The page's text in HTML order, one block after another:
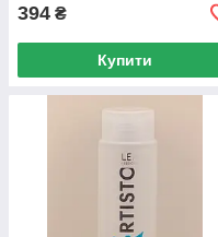
394 ₴
Купити